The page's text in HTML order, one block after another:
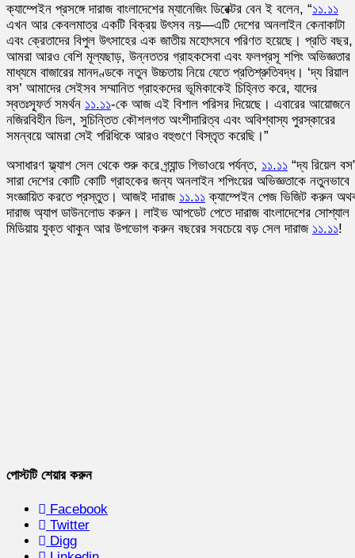
ক্যাম্পেইন প্রসঙ্গে দারাজ বাংলাদেশের ম্যানেজিং ডিরেক্টর বেন ই বলেন, “১১.১১
এখন আর কেবলমাত্র একটি বিক্রয় উৎসব নয়—এটি দেশের অনলাইন কেনাকাটা
এবং ক্রেতাদের বিপুল উৎসাহের এক জাতীয় মহোৎসবে পরিণত হয়েছে। প্রতি বছর,
আমরা আরও বেশি মূল্যছাড়, উন্নততর গ্রাহকসেবা এবং ফলপ্রসূ শপিং অভিজ্ঞতার
মাধ্যমে বাজারের মানদণ্ডকে নতুন উচ্চতায় নিয়ে যেতে প্রতিশ্রুতিবদ্ধ। ‘দ্য রিয়াল
বস’ আমাদের সেইসব সম্মানিত গ্রাহকদের ভূমিকাকেই চিহ্নিত করে, যাদের
স্বতঃস্ফূর্ত সমর্থন ১১.১১-কে আজ এই বিশাল পরিসর দিয়েছে। এবারের আয়োজনে
নজিরবিহীন ডিল, সুচিন্তিত কৌশলগত অংশীদারিত্ব এবং অবিশ্বাস্য পুরস্কারের
সমন্বয়ে আমরা সেই পরিধিকে আরও বহুগুণে বিস্তৃত করেছি।”
অসাধারণ ফ্ল্যাশ সেল থেকে শুরু করে গ্র্যান্ড গিভাওয়ে পর্যন্ত, ১১.১১ “দ্য রিয়েল
সারা দেশের কোটি কোটি গ্রাহকের জন্য অনলাইন শপিংয়ের অভিজ্ঞতাকে নতুনভাবে
সংজ্ঞায়িত করতে প্রস্তুত। আজই দারাজ ১১.১১ ক্যাম্পেইন পেজ ভিজিট করুন
দারাজ অ্যাপ ডাউনলোড করুন। লাইভ আপডেট পেতে দারাজ বাংলাদেশের সোশ্যাল
মিডিয়ায় যুক্ত থাকুন আর উপভোগ করুন বছরের সবচেয়ে বড় সেল দারাজ ১১.১১!
পোস্টটি শেয়ার করুন
Facebook
Twitter
Digg